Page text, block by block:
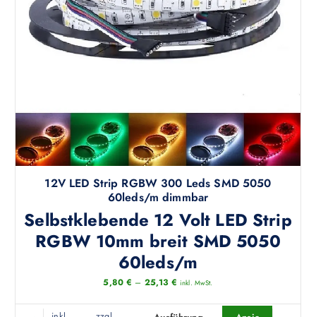
12V LED Strip RGBW 300 Leds SMD 5050
60leds/m dimmbar
Selbstklebende 12 Volt LED Strip
RGBW 10mm breit SMD 5050
60leds/m
5,80€ – 25,13 € inkl. MwSt.